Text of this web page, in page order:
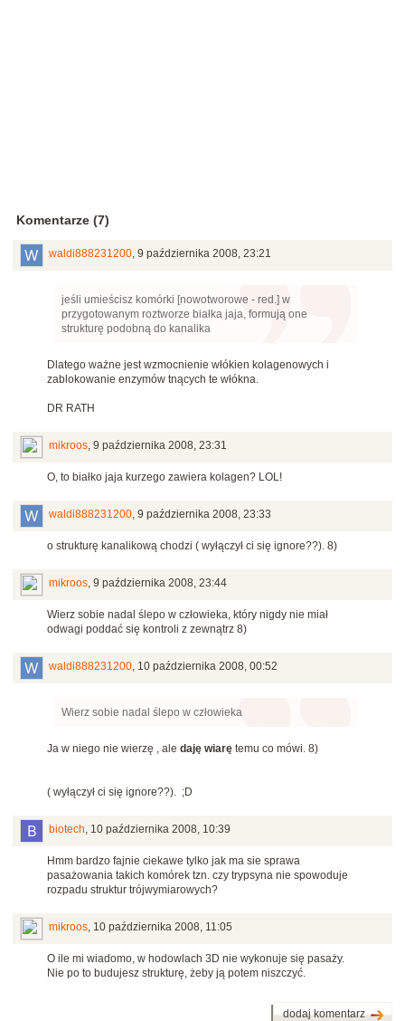
Komentarze (7)
waldi888231200, 9 października 2008, 23:21
jeśli umieścisz komórki [nowotworowe - red.] w
przygotowanym roztworze białka jaja, formują one
strukturę podobną do kanalika
Dlatego ważne jest wzmocnienie włókien kolagenowych i
zablokowanie enzymów tnących te włókna.
DR RATH
mikroos, 9 października 2008, 23:31
O, to białko jaja kurzego zawiera kolagen? LOL!
waldi888231200, 9 października 2008, 23:33
o strukturę kanalikową chodzi ( wyłączył ci się ignore??). 8)
mikroos, 9 października 2008, 23:44
Wierz sobie nadal ślepo w człowieka, który nigdy nie miał
odwagi poddać się kontroli z zewnątrz 8)
waldi888231200, 10 października 2008, 00:52
Wierz sobie nadal ślepo w człowieka
Ja w niego nie wierzę , ale daję wiarę temu co mówi. 8)
( wyłączył ci się ignore??). ;D
biotech, 10 października 2008, 10:39
Hmm bardzo fajnie ciekawe tylko jak ma sie sprawa
pasażowania takich komórek tzn. czy trypsyna nie spowoduje
rozpadu struktur trójwymiarowych?
mikroos, 10 października 2008, 11:05
O ile mi wiadomo, w hodowlach 3D nie wykonuje się pasaży.
Nie po to budujesz strukturę, żeby ją potem niszczyć.
dodaj komentarz